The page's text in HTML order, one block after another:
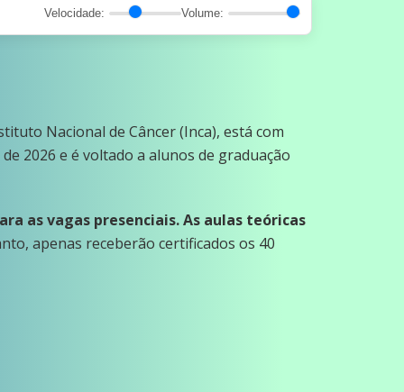
Velocidade: Volume:
Nacional de Câncer (Inca), está com
2026 e é voltado a alunos de graduação
as vagas presenciais. As aulas teóricas
apenas receberão certificados os 40